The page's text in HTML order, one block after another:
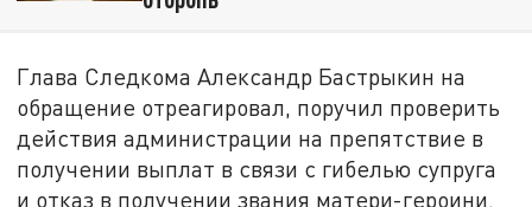
Глава Следкома Александр Бастрыкин на
обращение отреагировал, поручил проверить
действия администрации на препятствие в
получении выплат в связи с гибелью супруга
и отказ в получении звания матери-героини.